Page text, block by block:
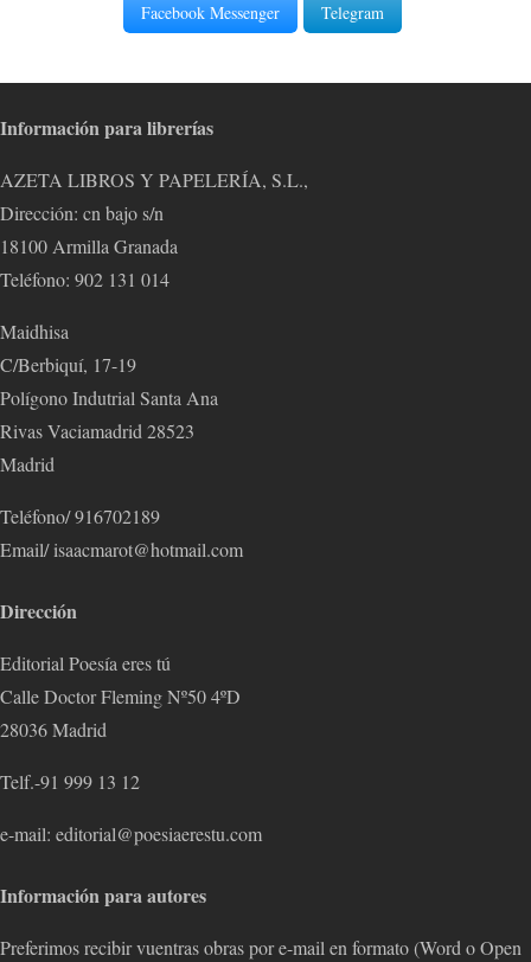
Facebook Messenger
Telegram
Información para librerías
AZETA LIBROS Y PAPELERÍA, S.L.,
Dirección: cn bajo s/n
18100 Armilla Granada
Teléfono: 902 131 014
Maidhisa
C/Berbiquí, 17-19
Polígono Indutrial Santa Ana
Rivas Vaciamadrid 28523
Madrid
Teléfono/ 916702189
Email/ isaacmarot@hotmail.com
Dirección
Editorial Poesía eres tú
Calle Doctor Fleming Nº50 4ºD
28036 Madrid
Telf.-91 999 13 12
e-mail: editorial@poesiaerestu.com
Información para autores
Preferimos recibir vuentras obras por e-mail en formato (Word o Open